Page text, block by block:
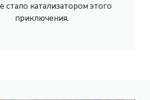
стало катализатором этого
приключения.